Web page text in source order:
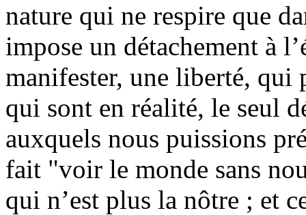
nature qui ne respire que
impose un détachement à
manifester, une liberté, qui
qui sont en réalité, le seul
auxquels nous puissions
fait "voir le monde sans
qui n’est plus la nôtre ; et